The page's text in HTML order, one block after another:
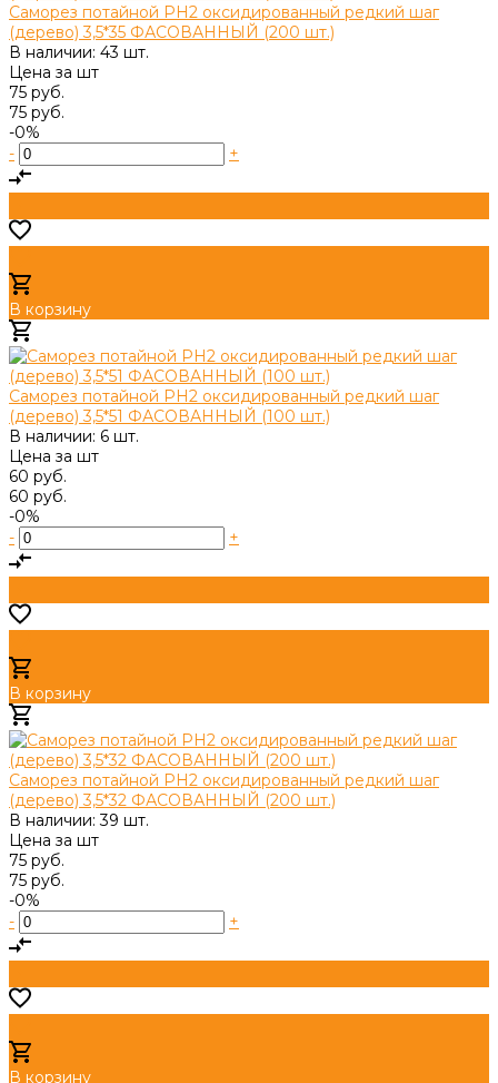
Саморез потайной PH2 оксидированный редкий шаг
(дерево) 3,5*35 ФАСОВАННЫЙ (200 шт.)
В наличии: 43 шт.
Цена за шт
75 руб.
75 руб.
-0%
-
+
В корзину
Саморез потайной PH2 оксидированный редкий шаг
(дерево) 3,5*51 ФАСОВАННЫЙ (100 шт.)
В наличии: 6 шт.
Цена за шт
60 руб.
60 руб.
-0%
-
+
В корзину
Саморез потайной PH2 оксидированный редкий шаг
(дерево) 3,5*32 ФАСОВАННЫЙ (200 шт.)
В наличии: 39 шт.
Цена за шт
75 руб.
75 руб.
-0%
-
+
В корзину